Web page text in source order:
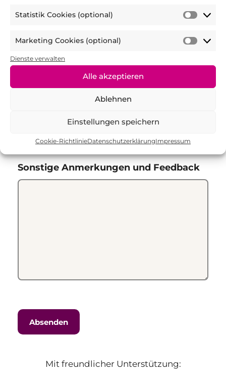
Statistik Cookies (optional)
Marketing Cookies (optional)
Dienste verwalten
Alle akzeptieren
Ablehnen
Einstellungen speichern
Cookie-RichtlinieDatenschutzerklärungImpressum
stimme gar nicht zu
3. Die Empfehlungen/Das Gelernte kann
ich in meinem Alltag anwenden.
5 Sterne = stimme voll zu bis 1 Stern =
stimme gar nicht zu
Sonstige Anmerkungen und Feedback
Mit freundlicher Unterstützung: